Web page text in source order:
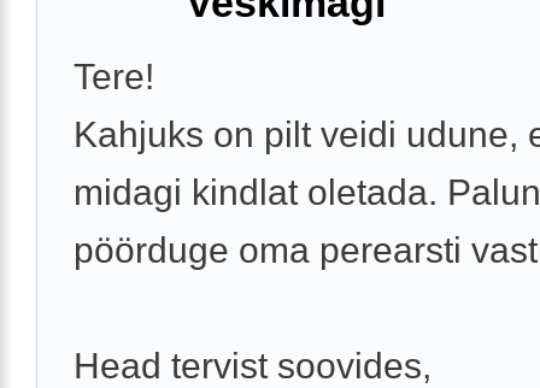
Tere!
Kahjuks on pilt veidi udune,
midagi kindlat oletada. Palun
pöörduge oma perearsti
Head tervist soovides,